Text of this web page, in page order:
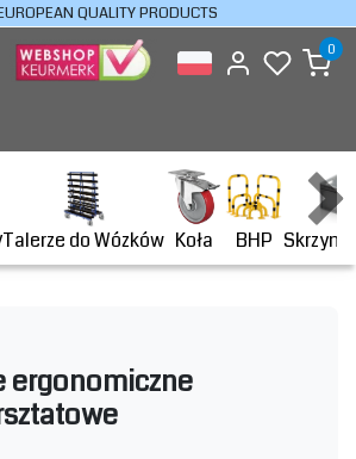
QUALITY PRODUCTS
0
Talerze do Wózków Koła BHP
ergonomiczne